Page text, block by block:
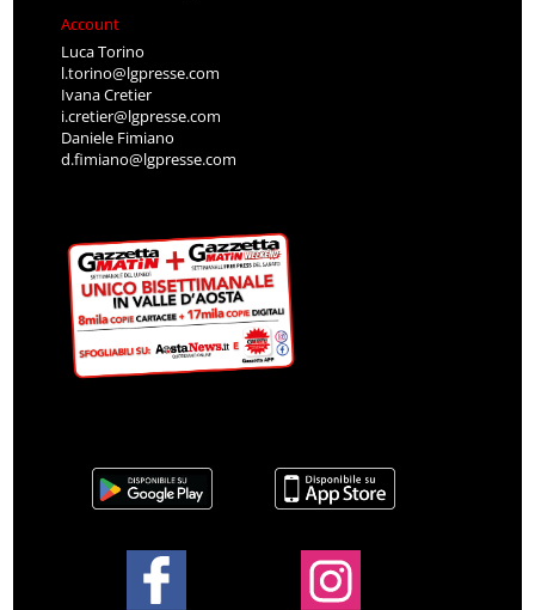
Account
Luca Torino
l.torino@lgpresse.com
Ivana Cretier
i.cretier@lgpresse.com
Daniele Fimiano
d.fimiano@lgpresse.com